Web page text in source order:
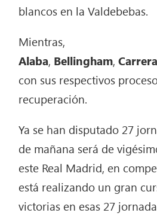
blancos en la Valdebebas.
Mientras,
Alaba, Bellingham,
con sus respectivos
recuperación.
Ya se han disputado 27
de mañana será de
este Real Madrid, en
está realizando un gran
victorias en esas 27